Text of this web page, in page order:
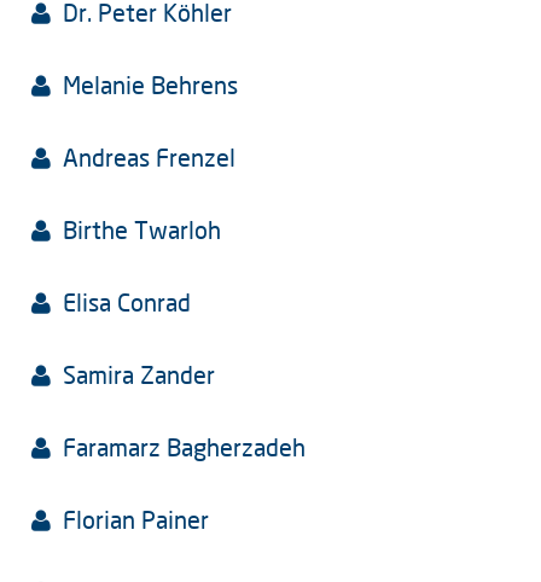
Dr. Peter Köhler
Melanie Behrens
Andreas Frenzel
Birthe Twarloh
Elisa Conrad
Samira Zander
Faramarz Bagherzadeh
Florian Painer